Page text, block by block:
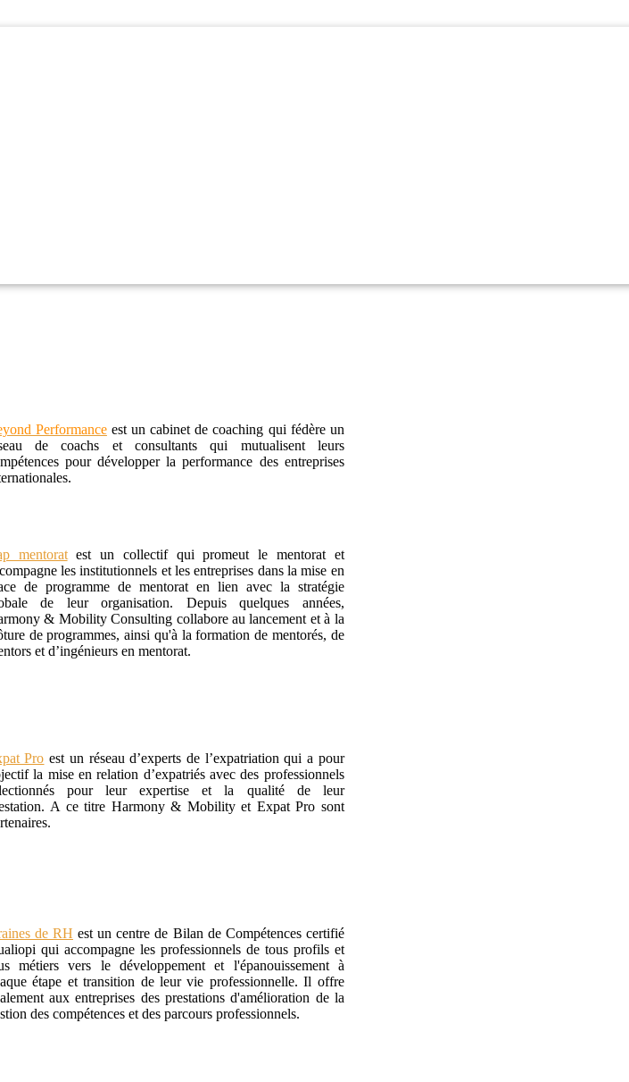
Performanceest un cabinet de coaching qui fédère un
de coachs et consultants qui mutualisent leurs
pour développer la performance des entreprises
mentoratest un collectif qui promeut le mentorat et
les institutionnels et les entreprises dans la mise en
de programme de mentorat en lien avec la stratégie
de leur organisation. Depuis quelques années,
& Mobility Consulting collabore au lancement et à la
de programmes, ainsi qu'à la formation de mentorés, de
et d’ingénieurs en mentorat.
Pro est un réseau d’experts de l’expatriation qui a pour
la mise en relation d’expatriés avec des professionnels
pour leur expertise et la qualité de leur
A ce titre Harmony & Mobility et Expat Pro sont
de RH est un centre de Bilan de Compétences certifié
qui accompagne les professionnels de tous profils et
métiers vers le développement et l'épanouissement à
étape et transition de leur vie professionnelle. Il offre
aux entreprises des prestations d'amélioration de la
des compétences et des parcours professionnels.